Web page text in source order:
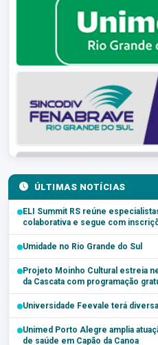
ÚLTIMAS NOTÍCIAS
ELI Summit RS reúne
colaborativa e segue com
Umidade no Rio Grande do Sul
Projeto Moinho Cultural estreia
da Cascata com programação
Universidade Feevale terá
Unimed Porto Alegre amplia
de saúde em Capão da Canoa